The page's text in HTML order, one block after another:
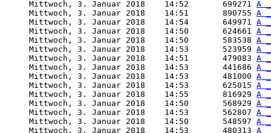
     Mittwoch, 3. Januar 2018    14:52       699271
A
     Mittwoch, 3. Januar 2018    14:51       890755
A
     Mittwoch, 3. Januar 2018    14:54       649971
A
     Mittwoch, 3. Januar 2018    14:50       624661
A
     Mittwoch, 3. Januar 2018    14:50       583538
A
     Mittwoch, 3. Januar 2018    14:53       523959
A
     Mittwoch, 3. Januar 2018    14:51       479083
A
     Mittwoch, 3. Januar 2018    14:53       441686
A
     Mittwoch, 3. Januar 2018    14:53       481000
A
     Mittwoch, 3. Januar 2018    14:53       625015
A
     Mittwoch, 3. Januar 2018    14:55       816929
A
     Mittwoch, 3. Januar 2018    14:50       568929
A
     Mittwoch, 3. Januar 2018    14:53       562807
A
     Mittwoch, 3. Januar 2018    14:50       548597
A
     Mittwoch, 3. Januar 2018    14:53       480313
A